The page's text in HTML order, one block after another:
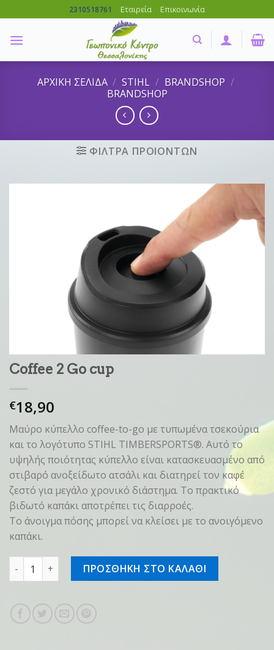
to
content
2310518761 Εταιρεία Επικοινωνία
ΑΡΧΙΚΗ ΣΕΛΙΔΑ / STIHL / BRANDSHOP /
BRANDSHOP
ΦΙΛΤΡΑ ΠΡΟΙΟΝΤΩΝ
Coffee 2 Go cup
€18,90
Μαύρο κύπελλο coffee-to-go με τυπωμένα τσεκούρια
και το λογότυπο STIHL TIMBERSPORTS®. Αυτό το
υψηλής ποιότητας κύπελλο είναι κατασκευασμένο από
στιβαρό ανοξείδωτο ατσάλι και διατηρεί τον καφέ
ζεστό για μεγάλο χρονικό διάστημα. Το πρακτικό
βιδωτό καπάκι αποτρέπει τις διαρροές.
Το άνοιγμα πόσης μπορεί να κλείσει με το ανοιγόμενο
καπάκι.
Coffee 2 Go cup ποσότηταΠΡΟΣΘΗΚΗ ΣΤΟ ΚΑΛΑΘΙ